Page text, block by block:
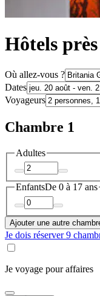
Hôtels
Où allez-vous ?
Dates
Voyageurs
Chambre 1
Adultes
EnfantsDe 0 à 17 ans
Ajouter une autre
Je dois réserver 9
Je voyage pour affaires